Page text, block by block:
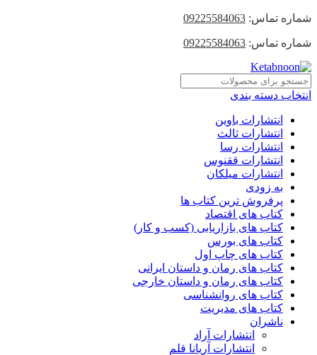
شماره تماس: 09225584063
شماره تماس: 09225584063
انتخاب دسته بندی
انتشارات باوین
انتشارات ثالث
انتشارات رسا
انتشارات ققنوس
انتشارات میلکان
به زودی
پرفروش ترین کتاب ها
کتاب های اقتصاد
کتاب های بازاریابی (کسب و کار)
کتاب های بورس
کتاب های چاپ اول
کتاب های رمان و داستان ایرانی
کتاب های رمان و داستان خارجی
کتاب های روانشناسی
کتاب های مدیریت
ناشران
انتشارات آراد
انتشارات آریانا قلم